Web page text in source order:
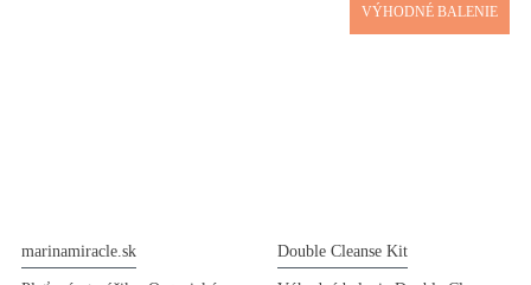
marinamiracle.sk
VÝHODNÉ BALENIE
Double Cleanse Kit